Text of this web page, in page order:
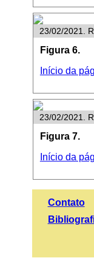
23/02/2021.
Figura 6.
Início da
23/02/2021.
Figura 7.
Início da
Contato